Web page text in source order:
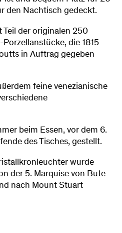
den Nachtisch gedeckt.
Teil der originalen 250
die 1815
in Auftrag gegeben
feine venezianische
beim Essen, vor dem 6.
des Tisches, gestellt.
wurde
der 5. Marquise von Bute
nach Mount Stuart